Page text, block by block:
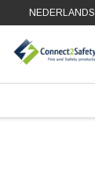
NEDERLANDS